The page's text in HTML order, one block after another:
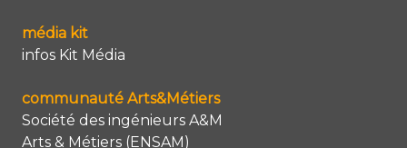
média kit
infos Kit Média
communauté Arts&Métiers
Société des ingénieurs A&M
Arts & Métiers (ENSAM)